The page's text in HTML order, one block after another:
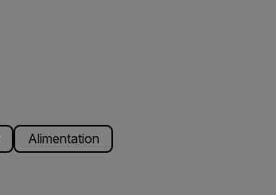
Alimentation